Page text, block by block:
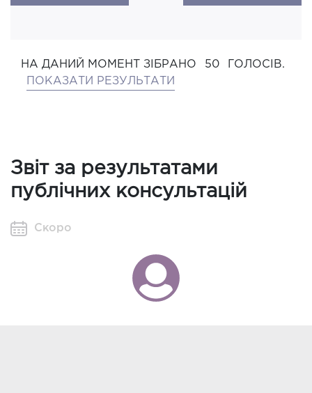
НА ДАНИЙ МОМЕНТ ЗІБРАНО 50
ГОЛОСІВ.
ПОКАЗАТИ РЕЗУЛЬТАТИ
Звіт за результатами
публічних консультацій
Скоро